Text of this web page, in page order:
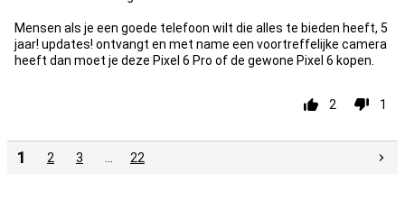
Mensen als je een goede telefoon wilt die alles te bieden heeft, 5
jaar! updates! ontvangt en met name een voortreffelijke camera
heeft dan moet je deze Pixel 6 Pro of de gewone Pixel 6 kopen.
2 1
1 2 3 22